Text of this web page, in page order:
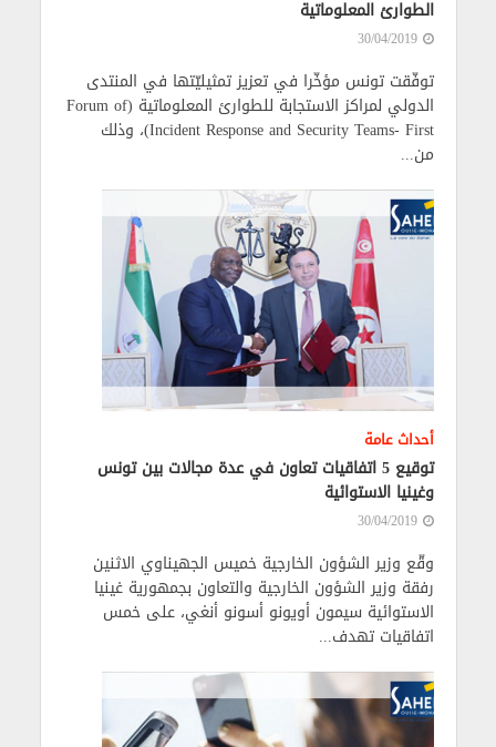
الطوارئ المعلوماتية
30/04/2019
توفّقت تونس مؤخّرا في تعزيز تمثيليّتها في المنتدى
الدولي لمراكز الاستجابة للطوارئ المعلوماتية (Forum of
Incident Response and Security Teams- First)، وذلك
من...
أحداث عامة
توقيع 5 اتفاقيات تعاون في عدة مجالات بين تونس
وغينيا الاستوائية
30/04/2019
وقّع وزير الشؤون الخارجية خميس الجهيناوي الاثنين
رفقة وزير الشؤون الخارجية والتعاون بجمهورية غينيا
الاستوائية سيمون أويونو أسونو أنغي، على خمس
اتفاقيات تهدف...